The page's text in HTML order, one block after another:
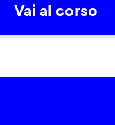
Vai al corso